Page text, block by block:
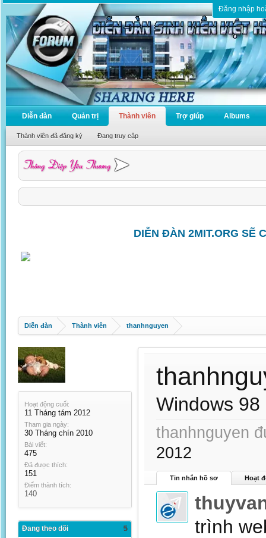
Đăng nhập
Diễn đàn Quản trị Thành viên
Thành viên đã đăng ký Đang truy cập
Trợ giúp Albums
DIỄN ĐÀN 2MIT.ORG SẼ
Diễn đàn Thành viên thanhnguyen
Hoạt động cuối:
11 Tháng tám 2012
Tham gia ngày:
30 Tháng chín 2010
Bài viết:
475
Đã được thích:
151
Điểm thành tích:
140
Đang theo dõi 5
Windows 98
thanhnguyen
2012
Tin nhắn hồ sơ Hoạt
trình